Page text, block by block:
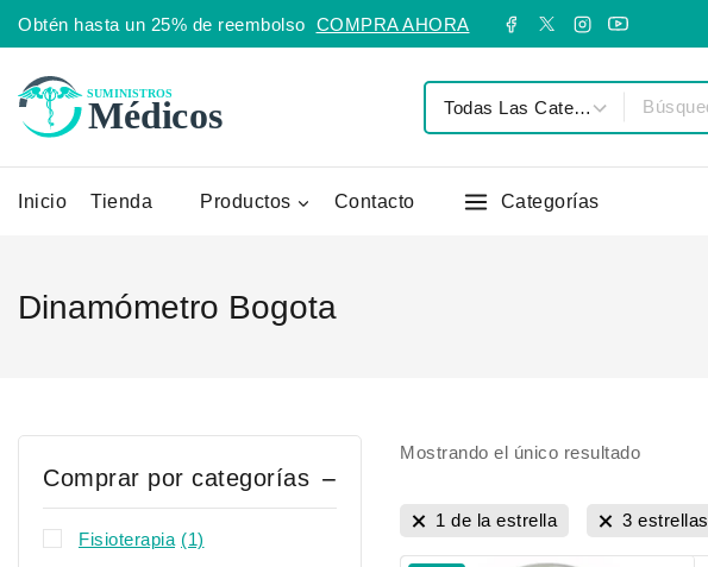
Obtén hasta un 25% de reembolso COMPRA AHORA
Inicio Tienda Productos Contacto Categorías
Dinamómetro Bogota
Mostrando el único resultado
1 de la estrella 3 estrellas
Comprar por categorías
Fisioterapia (1)